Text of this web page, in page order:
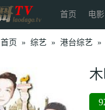
首页 电影
首页 » 综艺 » 港台综艺 »